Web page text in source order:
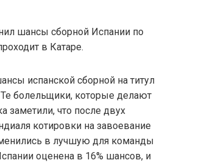
шансы сборной Испании по
в Катаре.
испанской сборной на титул
болельщики, которые делают
заметили, что после двух
котировки на завоевание
в лучшую для команды
оценена в 16% шансов, и